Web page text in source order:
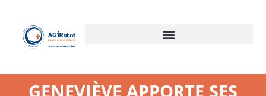
GENEVIÈVE APPORTE SES